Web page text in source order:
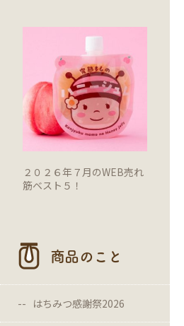
２０２６年７月のWEB売れ
筋ベスト５！
商品のこと
はちみつ感謝祭2026